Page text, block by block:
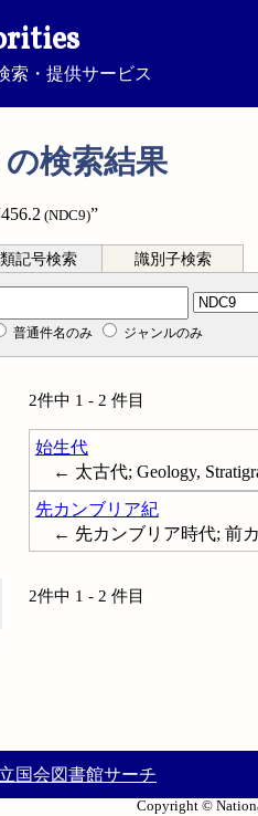
索・提供サービス
の検索結果
(NDC9)”
記号検索 識別子検索
普通件名のみ ジャンルのみ
2件中 1 - 2 件目
始生代
← 太古代; Geology,
先カンブリア紀
← 先カンブリア時代; 前カ
2件中 1 - 2 件目
国会図書館サーチ
Copyright ©